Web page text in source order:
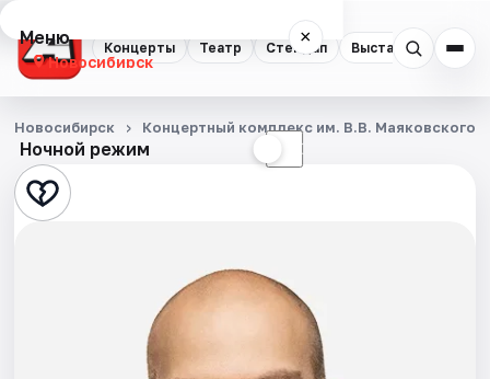
Концерты Театр Стендап Выставки
Меню ×
Новосибирск
Концерты
Театр
Стендап
Ночной режим ☾
Новосибирск Концертный комплекс им. В.В. Маяковского